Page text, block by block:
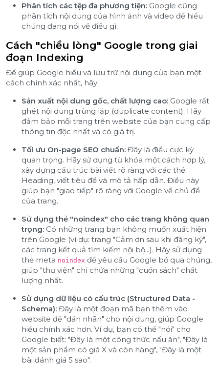
Phân tích các tệp đa phương tiện: Google cũng
phân tích nội dung của hình ảnh và video để hiểu
chúng đang nói về điều gì.
Cách "chiều lòng" Google trong giai
đoạn Indexing
Để giúp Google hiểu và lưu trữ nội dung của bạn một
cách chính xác nhất, hãy:
Sản xuất nội dung gốc, chất lượng cao: Google rất
ghét nội dung trùng lặp (duplicate content). Hãy
đảm bảo mỗi trang trên website của bạn cung cấp
thông tin độc nhất và có giá trị.
Tối ưu On-page SEO chuẩn: Đây là điều cực kỳ
quan trọng. Hãy sử dụng từ khóa một cách hợp lý,
xây dựng cấu trúc bài viết rõ ràng với các thẻ
Heading, viết tiêu đề và mô tả hấp dẫn. Điều này
giúp bạn "giao tiếp" rõ ràng với Google về chủ đề
của trang.
Sử dụng thẻ "noindex" cho các trang không quan
trọng: Có những trang bạn không muốn xuất hiện
trên Google (ví dụ: trang "Cảm ơn sau khi đăng ký",
các trang kết quả tìm kiếm nội bộ...). Hãy sử dụng
thẻ meta noindex để yêu cầu Google bỏ qua chúng,
giúp "thư viện" chỉ chứa những "cuốn sách" chất
lượng nhất.
Sử dụng dữ liệu có cấu trúc (Structured Data -
Schema): Đây là một đoạn mã bạn thêm vào
website để "dán nhãn" cho nội dung, giúp Google
hiểu chính xác hơn. Ví dụ, bạn có thể "nói" cho
Google biết: "Đây là một công thức nấu ăn", "Đây là
một sản phẩm có giá X và còn hàng", "Đây là một
bài đánh giá 5 sao".